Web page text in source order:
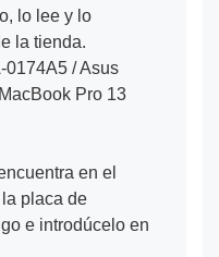
lo lee y lo
la tienda.
0174A5 / Asus
Pro 13
en el
placa de
e introdúcelo en